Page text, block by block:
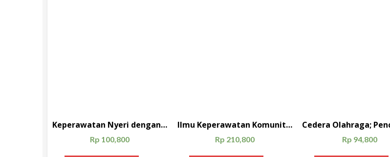
Keperawatan Nyeri dengan Coaching; Model Pengelolaan Nyeri Berbasis Kenyamanan
Rp 100,800
Ilmu Keperawatan Komunitas
Rp 210,800 Rp 94,800